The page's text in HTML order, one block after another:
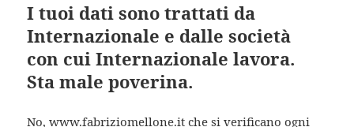
I tuoi dati sono trattati da
Internazionale e dalle società
con cui Internazionale lavora.
Sta male poverina.
No,www.fabriziomellone.it che si verificano ogni